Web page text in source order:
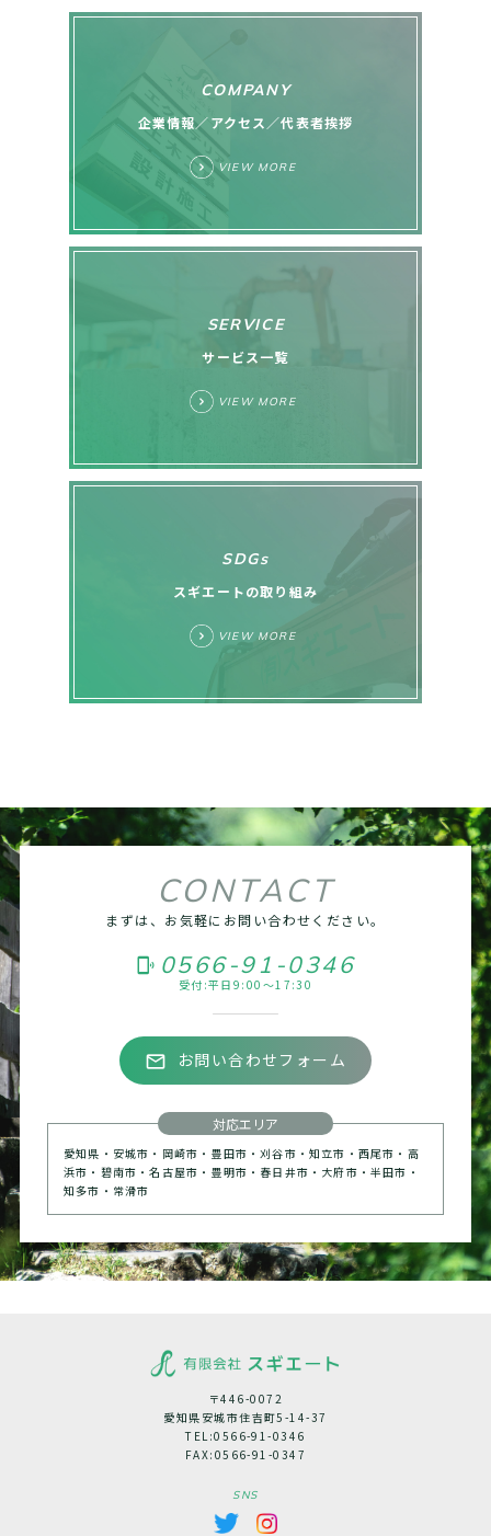
COMPANY
企業情報／アクセス／代表者挨拶
VIEW MORE
SERVICE
サービス一覧
VIEW MORE
SDGs
スギエートの取り組み
VIEW MORE
CONTACT
まずは、お気軽にお問い合わせください。
phonelink_ring 0566-91-0346
受付:平日9:00～17:30
mail_outline お問い合わせフォーム
対応エリア
愛知県・安城市・岡崎市・豊田市・刈谷市・知立市・西尾市・高
浜市・碧南市・名古屋市・豊明市・春日井市・大府市・半田市・
知多市・常滑市
〒446-0072
愛知県安城市住吉町5-14-37
TEL:0566-91-0346
FAX:0566-91-0347
SNS